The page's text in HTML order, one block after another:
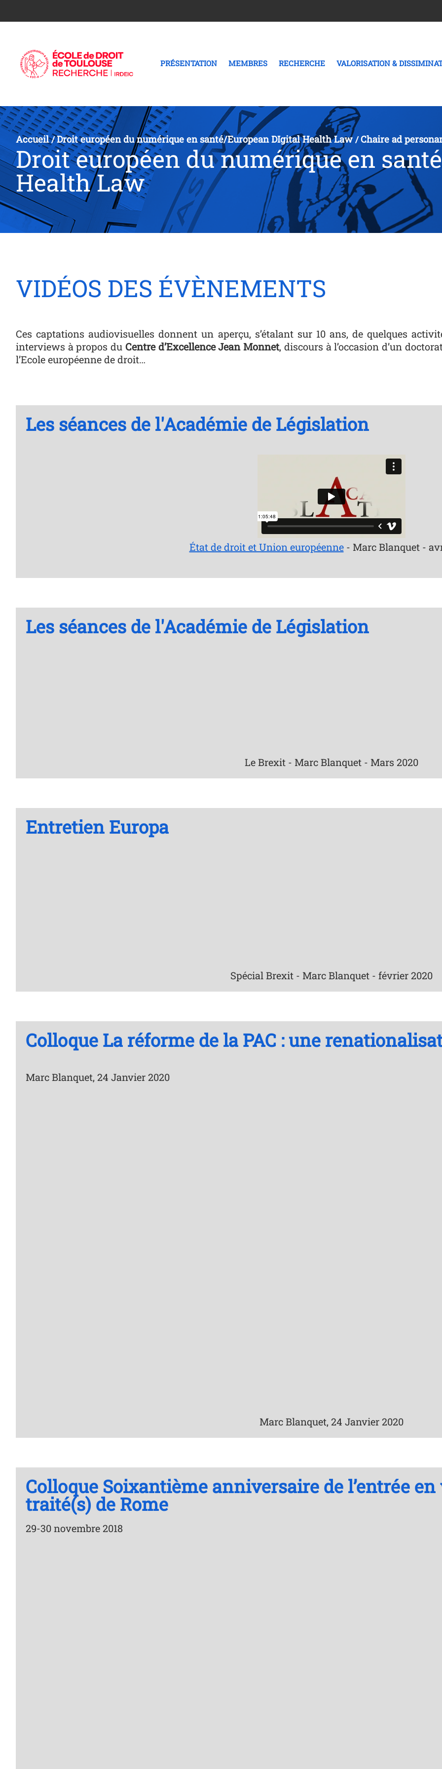
PRÉSENTATION MEMBRES RECHERCHE VALORISATION &
Accueil/Droit européen du numérique en santé/European DIgital Health Law/Chaire ad
Droit européen du numérique en
Health Law
VIDÉOS DES ÉVÈNEMENTS
Ces captations audiovisuelles donnent un aperçu, s’étalant sur 10 ans, de quelques
interviews à propos du Centre d’Excellence Jean Monnet, discours à l’occasion d’un
l’Ecole européenne de droit…
Les séances de l'Académie de Législation
État de droit et Union européenne- Marc Blanquet -
Les séances de l'Académie de Législation
Le Brexit - Marc Blanquet - Mars 2020
Entretien Europa
Spécial Brexit - Marc Blanquet - février 2020
Colloque La réforme de la PAC : une
Marc Blanquet, 24 Janvier 2020
Marc Blanquet, 24 Janvier 2020
Colloque Soixantième anniversaire de l’entrée
traité(s) de Rome
29-30 novembre 2018